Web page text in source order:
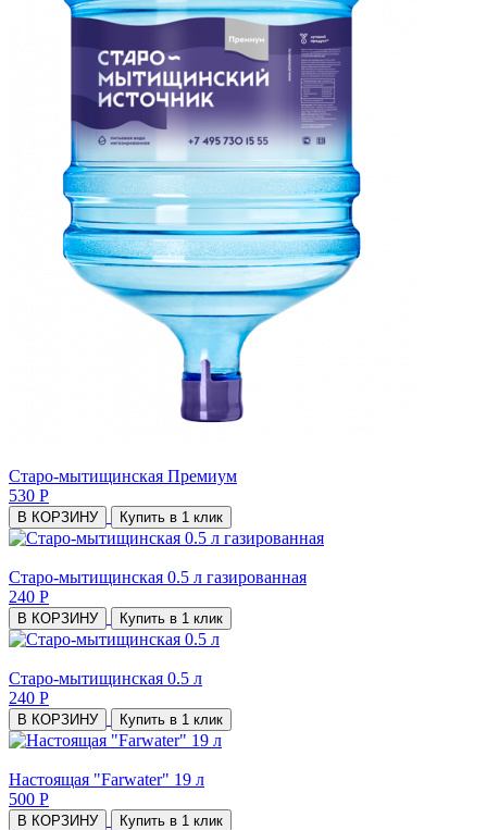
Старо-мытищинская Премиум
530 Р
В КОРЗИНУ Купить в 1 клик
Старо-мытищинская 0.5 л газированная
240 Р
В КОРЗИНУ Купить в 1 клик
Старо-мытищинская 0.5 л
240 Р
В КОРЗИНУ Купить в 1 клик
Настоящая "Farwater" 19 л
500 Р
В КОРЗИНУ Купить в 1 клик